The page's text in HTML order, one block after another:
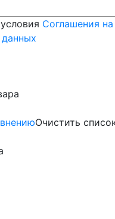
Соглашения
Очистить